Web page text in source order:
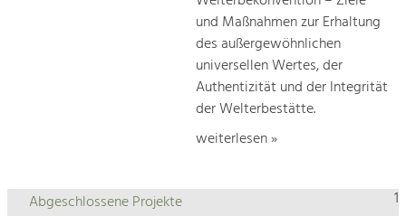
und Maßnahmen zur Erhaltung
des außergewöhnlichen
universellen Wertes, der
Authentizität und der Integrität
der Welterbestätte.
weiterlesen »
1
Abgeschlossene Projekte